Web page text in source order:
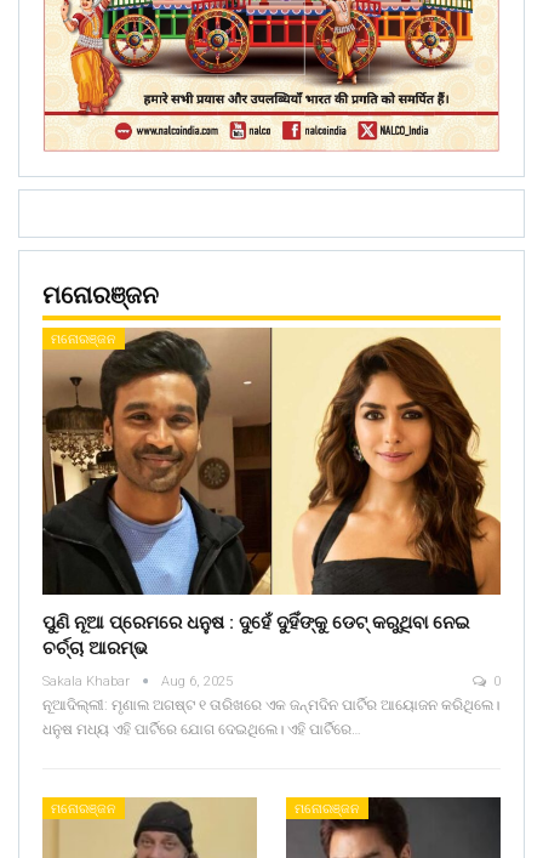
ମନୋରଞ୍ଜନ
ମନୋରଞ୍ଜନ
ପୁଣି ନୂଆ ପ୍ରେମରେ ଧନୁଷ : ଦୁହେଁ ଦୁହିଁଙ୍କୁ ଡେଟ୍ କରୁଥିବା ନେଇ
ଚର୍ଚ୍ଚା ଆରମ୍ଭ
Sakala Khabar Aug 6, 2025 0
ନୂଆଦିଲ୍ଲୀ: ମୃଣାଲ ଅଗଷ୍ଟ ୧ ତାରିଖରେ ଏକ ଜନ୍ମଦିନ ପାର୍ଟିର ଆୟୋଜନ କରିଥିଲେ।
ଧନୁଷ ମଧ୍ୟ ଏହି ପାର୍ଟିରେ ଯୋଗ ଦେଇଥିଲେ। ଏହି ପାର୍ଟିରେ…
ମନୋରଞ୍ଜନ ମନୋରଞ୍ଜନ